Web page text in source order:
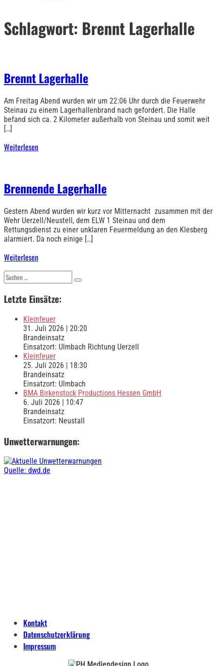
Schlagwort: Brennt Lagerhalle
Brennt Lagerhalle
Am Freitag Abend wurden wir um 22:06 Uhr durch die Feuerwehr
Steinau zu einem Lagerhallenbrand nach gefordert. Die Halle
befand sich ca. 2 Kilometer außerhalb von Steinau und somit weit
[…]
Weiterlesen
Brennende Lagerhalle
Gestern Abend wurden wir kurz vor Mitternacht zusammen mit der
Wehr Uerzell/Neustell, dem ELW 1 Steinau und dem
Rettungsdienst zu einer unklaren Feuermeldung an den Klesberg
alarmiert. Da noch einige […]
Weiterlesen
Suchen
nach:
Letzte Einsätze:
Kleinfeuer
31. Juli 2026 | 20:20
Brandeinsatz
Einsatzort: Ulmbach Richtung Uerzell
Kleinfeuer
25. Juli 2026 | 18:30
Brandeinsatz
Einsatzort: Ulmbach
BMA Birkenstock Productions Hessen GmbH
6. Juli 2026 | 10:47
Brandeinsatz
Einsatzort: Neustall
Unwetterwarnungen:
Quelle: dwd.de
Kontakt
Datenschutzerklärung
Impressum